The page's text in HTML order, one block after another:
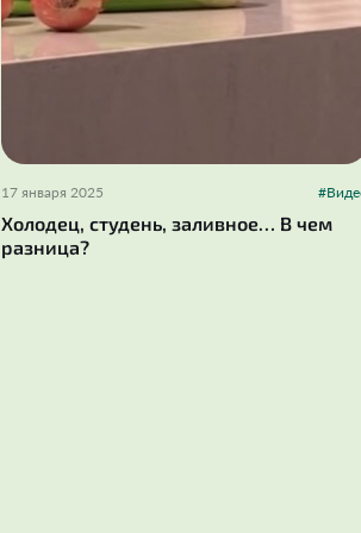
17 января 2025
Холодец, студень, заливное… В чем
разница?